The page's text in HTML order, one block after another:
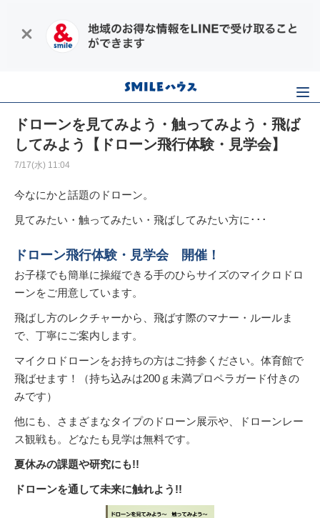
ドローンを見てみよう・触ってみよう・飛ば
してみよう【ドローン飛行体験・見学会】
7/17(水) 11:04
今なにかと話題のドローン。
見てみたい・触ってみたい・飛ばしてみたい方に･･･
ドローン飛行体験・見学会 開催！
お子様でも簡単に操縦できる手のひらサイズのマイクロドロ
ーンをご用意しています。
飛ばし方のレクチャーから、飛ばす際のマナー・ルールま
で、丁寧にご案内します。
マイクロドローンをお持ちの方はご持参ください。体育館で
飛ばせます！（持ち込みは200ｇ未満プロペラガード付きの
みです）
他にも、さまざまなタイプのドローン展示や、ドローンレー
ス観戦も。どなたも見学は無料です。
夏休みの課題や研究にも!!
ドローンを通して未来に触れよう!!